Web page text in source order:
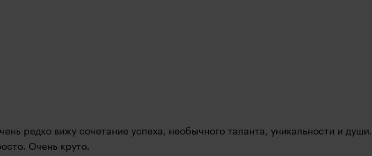
редко вижу сочетание успеха, необычного таланта, уникальности и души.
Очень круто.